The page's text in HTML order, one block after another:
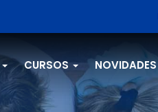
CURSOS NOVIDADES